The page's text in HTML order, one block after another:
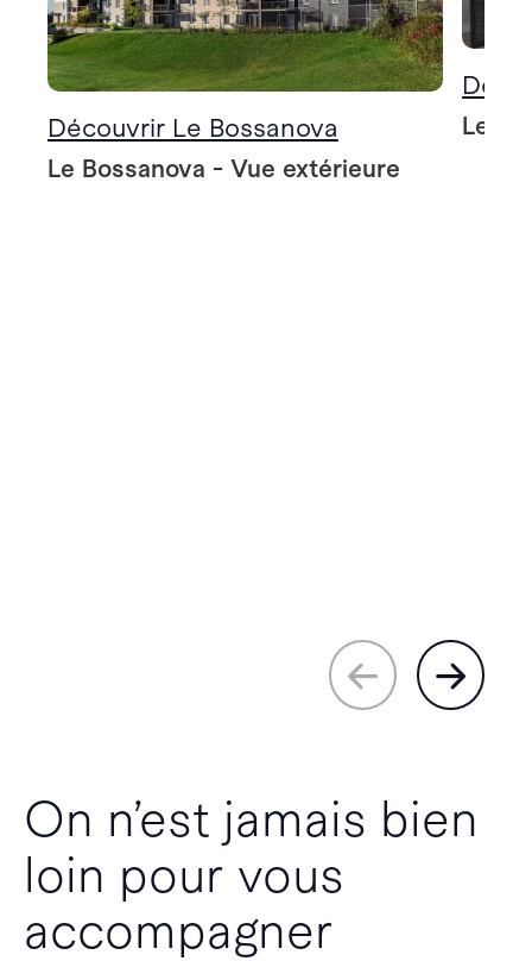
Découvrir Le Bossanova
Le Bossanova - Vue extérieure
Le
On n’est jamais bien
loin pour vous
accompagner